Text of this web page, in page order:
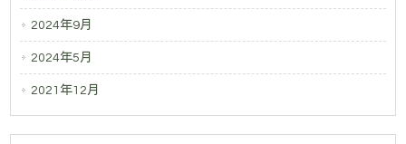
2024年9月
2024年5月
2021年12月